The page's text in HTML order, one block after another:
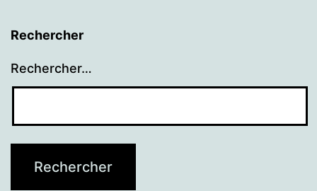
Rechercher
Rechercher…